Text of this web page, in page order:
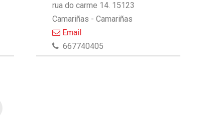
rua do carme 14. 15123
Camariñas - Camariñas
Email
667740405